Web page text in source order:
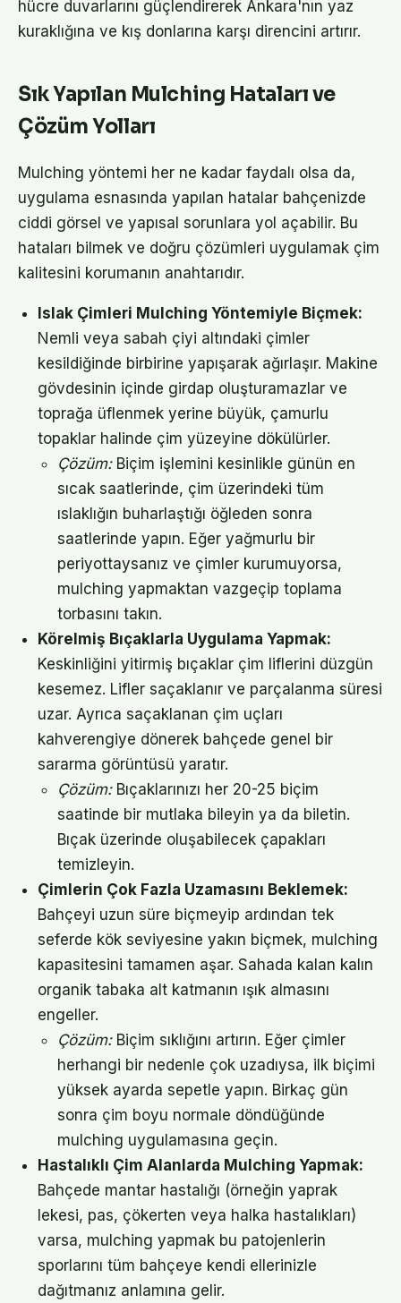
hücre duvarlarını güçlendirerek Ankara'nın yaz
kuraklığına ve kış donlarına karşı direncini artırır.
Sık Yapılan Mulching Hataları ve
Çözüm Yolları
Mulching yöntemi her ne kadar faydalı olsa da,
uygulama esnasında yapılan hatalar bahçenizde
ciddi görsel ve yapısal sorunlara yol açabilir. Bu
hataları bilmek ve doğru çözümleri uygulamak çim
kalitesini korumanın anahtarıdır.
Islak Çimleri Mulching Yöntemiyle Biçmek:
Nemli veya sabah çiyi altındaki çimler
kesildiğinde birbirine yapışarak ağırlaşır. Makine
gövdesinin içinde girdap oluşturamazlar ve
toprağa üflenmek yerine büyük, çamurlu
topaklar halinde çim yüzeyine dökülürler.
Çözüm:Biçim işlemini kesinlikle günün en
sıcak saatlerinde, çim üzerindeki tüm
ıslaklığın buharlaştığı öğleden sonra
saatlerinde yapın. Eğer yağmurlu bir
periyottaysanız ve çimler kurumuyorsa,
mulching yapmaktan vazgeçip toplama
torbasını takın.
Körelmiş Bıçaklarla Uygulama Yapmak:
Keskinliğini yitirmiş bıçaklar çim liflerini düzgün
kesemez. Lifler saçaklanır ve parçalanma süresi
uzar. Ayrıca saçaklanan çim uçları
kahverengiye dönerek bahçede genel bir
sararma görüntüsü yaratır.
Çözüm:Bıçaklarınızı her 20-25 biçim
saatinde bir mutlaka bileyin ya da biletin.
Bıçak üzerinde oluşabilecek çapakları
temizleyin.
Çimlerin Çok Fazla Uzamasını Beklemek:
Bahçeyi uzun süre biçmeyip ardından tek
seferde kök seviyesine yakın biçmek, mulching
kapasitesini tamamen aşar. Sahada kalan kalın
organik tabaka alt katmanın ışık almasını
engeller.
Çözüm:Biçim sıklığını artırın. Eğer çimler
herhangi bir nedenle çok uzadıysa, ilk biçimi
yüksek ayarda sepetle yapın. Birkaç gün
sonra çim boyu normale döndüğünde
mulching uygulamasına geçin.
Hastalıklı Çim Alanlarda Mulching Yapmak:
Bahçede mantar hastalığı (örneğin yaprak
lekesi, pas, çökerten veya halka hastalıkları)
varsa, mulching yapmak bu patojenlerin
sporlarını tüm bahçeye kendi ellerinizle
dağıtmanız anlamına gelir.